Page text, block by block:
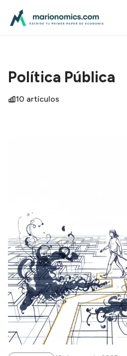
Política Pública
10 artículos